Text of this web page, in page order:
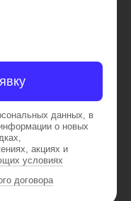
данных, в
о новых
акциях и
условиях
договора